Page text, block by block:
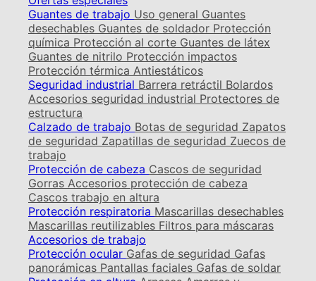
Guantes de trabajo Uso general Guantes
desechables Guantes de soldador Protección
química Protección al corte Guantes de látex
Guantes de nitrilo Protección impactos
Protección térmica Antiestáticos
Seguridad industrial Barrera retráctil Bolardos
Accesorios seguridad industrial Protectores de
estructura
Calzado de trabajo Botas de seguridad Zapatos
de seguridad Zapatillas de seguridad Zuecos de
trabajo
Protección de cabeza Cascos de seguridad
Gorras Accesorios protección de cabeza
Cascos trabajo en altura
Protección respiratoria Mascarillas desechables
Mascarillas reutilizables Filtros para máscaras
Accesorios de trabajo
Protección ocular Gafas de seguridad Gafas
panorámicas Pantallas faciales Gafas de soldar